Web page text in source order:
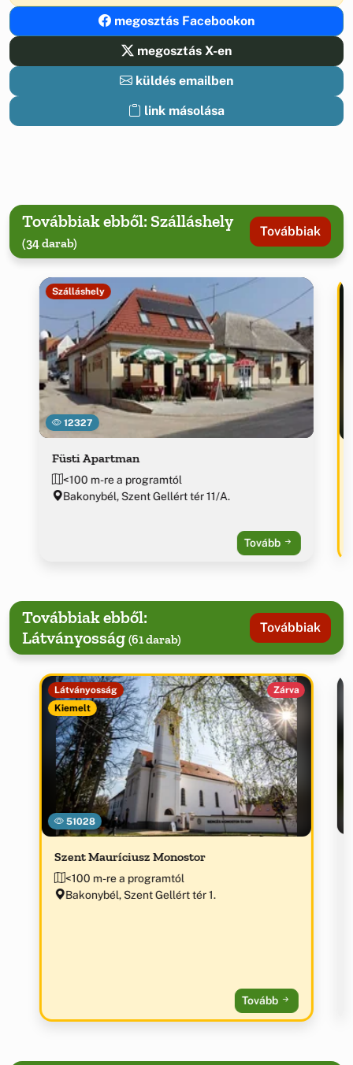
megosztás Facebookon
megosztás X-en
küldés emailben
link másolása
Továbbiak ebből: Szálláshely
(34 darab)
Továbbiak
12327
Szálláshely
Füsti Apartman
<100 m-re a programtól
Bakonybél, Szent Gellért tér 11/A.
Tovább
Továbbiak ebből:
Látványosság (61 darab)
Továbbiak
51028
Látványosság
Kiemelt
Zárva
Szent Mauríciusz Monostor
<100 m-re a programtól
Bakonybél, Szent Gellért tér 1.
Tovább